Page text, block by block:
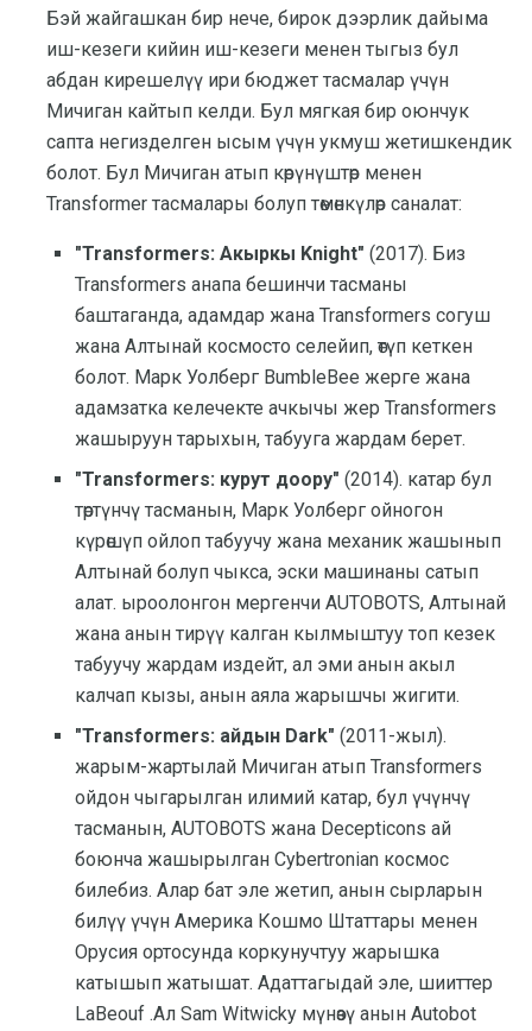
Бэй жайгашкан бир нече, бирок дээрлик дайыма
иш-кезеги кийин иш-кезеги менен тыгыз бул
абдан кирешелүү ири бюджет тасмалар үчүн
Мичиган кайтып келди. Бул мягкая бир оюнчук
сапта негизделген ысым үчүн укмуш жетишкендик
болот. Бул Мичиган атып көрүнүштөр менен
Transformer тасмалары болуп төмөнкүлөр саналат:
"Transformers: Акыркы Knight" (2017). Биз
Transformers анапа бешинчи тасманы
баштаганда, адамдар жана Transformers согуш
жана Алтынай космосто селейип, өтүп кеткен
болот. Марк Уолберг BumbleBee жерге жана
адамзатка келечекте ачкычы жер Transformers
жашыруун тарыхын, табууга жардам берет.
"Transformers: курут доору" (2014). катар бул
төртүнчү тасманын, Марк Уолберг ойногон
күрөшүп ойлоп табуучу жана механик жашынып
Алтынай болуп чыкса, эски машинаны сатып
алат. ыроолонгон мергенчи AUTOBOTS, Алтынай
жана анын тирүү калган кылмыштуу топ кезек
табуучу жардам издейт, ал эми анын акыл
калчап кызы, анын аяла жарышчы жигити.
"Transformers: айдын Dark" (2011-жыл).
жарым-жартылай Мичиган атып Transformers
ойдон чыгарылган илимий катар, бул үчүнчү
тасманын, AUTOBOTS жана Decepticons ай
боюнча жашырылган Cybertronian космос
билебиз. Алар бат эле жетип, анын сырларын
билүү үчүн Америка Кошмо Штаттары менен
Орусия ортосунда коркунучтуу жарышка
катышып жатышат. Адаттагыдай эле, шииттер
LaBeouf .Ал Sam Witwicky мүнөзү анын Autobot